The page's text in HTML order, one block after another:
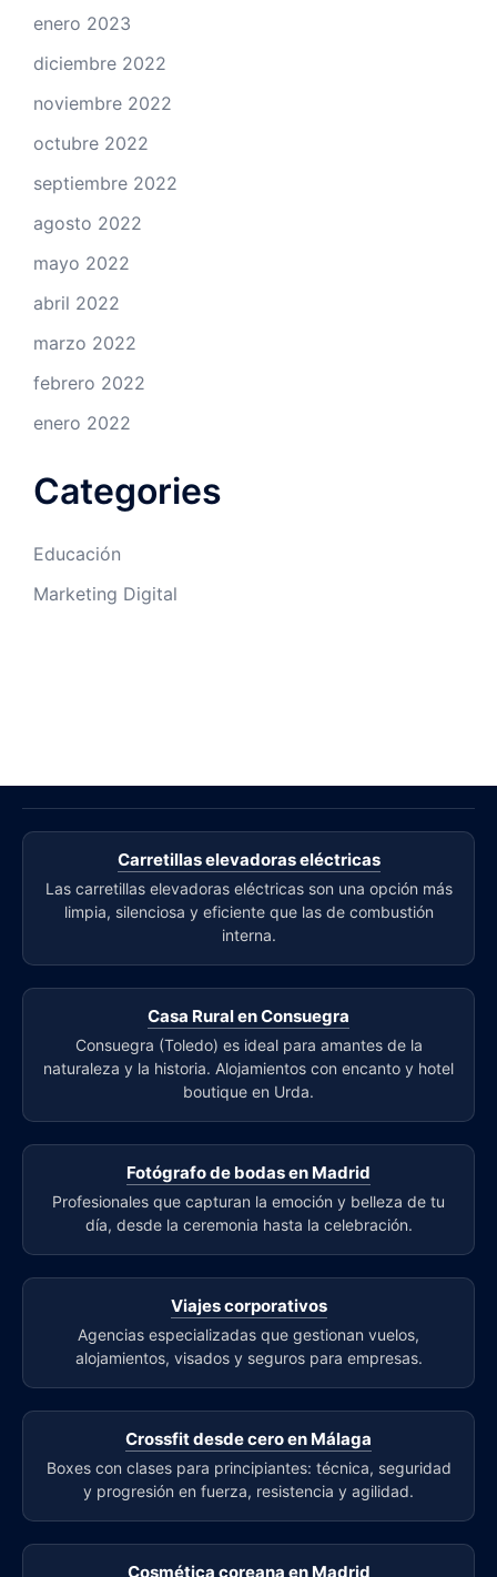
enero 2023
diciembre 2022
noviembre 2022
octubre 2022
septiembre 2022
agosto 2022
mayo 2022
abril 2022
marzo 2022
febrero 2022
enero 2022
Categories
Educación
Marketing Digital
Carretillas elevadoras eléctricas
Las carretillas elevadoras eléctricas son una opción más
limpia, silenciosa y eficiente que las de combustión
interna.
Casa Rural en Consuegra
Consuegra (Toledo) es ideal para amantes de la
naturaleza y la historia. Alojamientos con encanto y hotel
boutique en Urda.
Fotógrafo de bodas en Madrid
Profesionales que capturan la emoción y belleza de tu
día, desde la ceremonia hasta la celebración.
Viajes corporativos
Agencias especializadas que gestionan vuelos,
alojamientos, visados y seguros para empresas.
Crossfit desde cero en Málaga
Boxes con clases para principiantes: técnica, seguridad
y progresión en fuerza, resistencia y agilidad.
Cosmética coreana en Madrid